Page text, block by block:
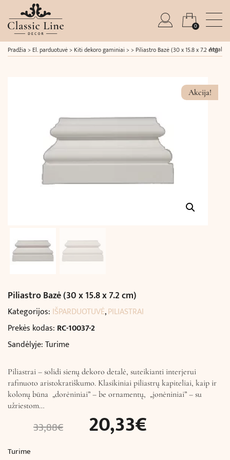
0
Pradžia > El. parduotuvė> Kiti dekoro gaminiai > > Piliastro Bazė (30 x 15.8 x 7.2 cm)
Atgal
Akcija!
Piliastro Bazė (30 x 15.8 x 7.2 cm)
Kategorijos: IŠPARDUOTUVĖ,PILIASTRAI
Prekės kodas: RC-10037-2
Sandėlyje: Turime
Piliastrai – solidi sienų dekoro detalė, suteikianti interjerui
rafinuoto aristokratiškumo. Klasikiniai piliastrų kapiteliai, kaip ir
kolonų būna „dorėniniai” – be ornamentų, „jonėniniai” – su
užriestom…
33,88€ 20,33€
Turime